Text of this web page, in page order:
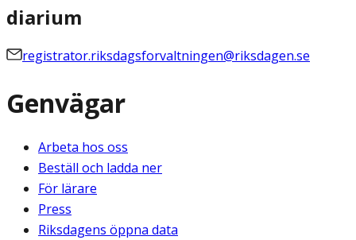
diarium
registrator.riksdagsforvaltningen@riksdagen.se
Genvägar
Arbeta hos oss
Beställ och ladda ner
För lärare
Press
Riksdagens öppna data